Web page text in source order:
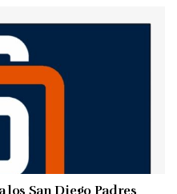
los San Diego Padres